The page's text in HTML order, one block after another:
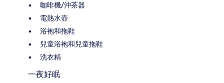
咖啡機/沖茶器
電熱水壺
浴袍和拖鞋
兒童浴袍和兒童拖鞋
洗衣精
一夜好眠